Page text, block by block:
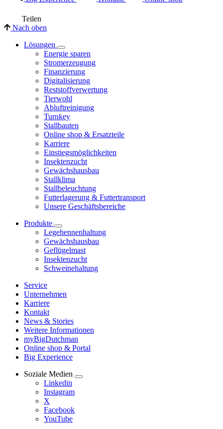
Teilen
Nach oben
Lösungen
Energie sparen
Stromerzeugung
Finanzierung
Digitalisierung
Reststoffverwertung
Tierwohl
Abluftreinigung
Turnkey
Stallbauten
Online shop & Ersatzteile
Karriere
Einstiegsmöglichkeiten
Insektenzucht
Gewächshausbau
Stallklima
Stallbeleuchtung
Futterlagerung & Futtertransport
Unsere Geschäftsbereiche
Produkte
Legehennenhaltung
Gewächshausbau
Geflügelmast
Insektenzucht
Schweinehaltung
Service
Unternehmen
Karriere
Kontakt
News & Stories
Weitere Informationen
myBigDutchman
Online shop & Portal
Big Experience
Soziale Medien
Linkedin
Instagram
X
Facebook
YouTube